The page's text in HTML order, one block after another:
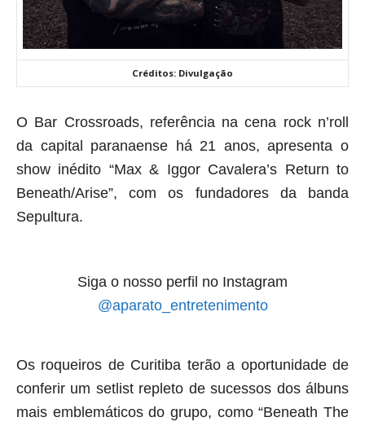
Créditos: Divulgação
O Bar Crossroads, referência na cena rock n’roll
da capital paranaense há 21 anos, apresenta o
show inédito “Max & Iggor Cavalera’s Return to
Beneath/Arise”, com os fundadores da banda
Sepultura.
Siga o nosso perfil no Instagram
@aparato_entretenimento
Os roqueiros de Curitiba terão a oportunidade de
conferir um setlist repleto de sucessos dos álbuns
mais emblemáticos do grupo, como “Beneath The